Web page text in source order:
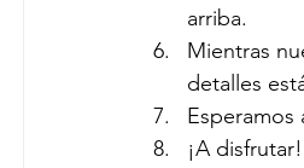
arriba.
Mientras
detalles
Esperamos
¡A disfrutar!